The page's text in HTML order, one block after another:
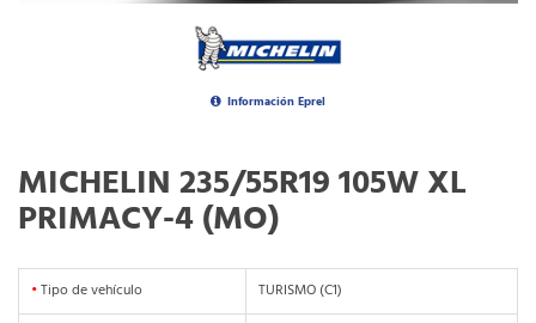
Información Eprel
MICHELIN 235/55R19 105W XL
PRIMACY-4 (MO)
•Tipo de vehículo
TURISMO (C1)